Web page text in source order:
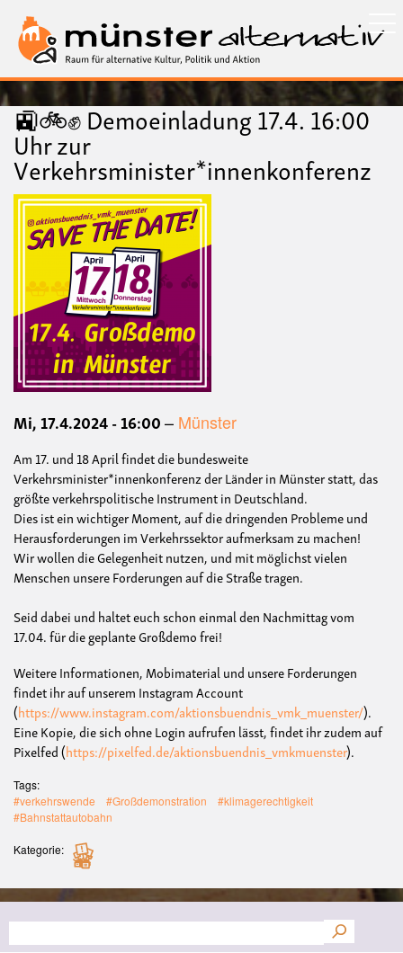
zum
Inhalt
🚉🚲✊ Demoeinladung 17.4. 16:00
Uhr zur
Verkehrsminister*innenkonferenz
Bild
Datum
Mi, 17.4.2024 - 16:00 Münster
Am 17. und 18 April findet die bundesweite
Verkehrsminister*innenkonferenz der Länder in Münster statt, das
größte verkehrspolitische Instrument in Deutschland.
Dies ist ein wichtiger Moment, auf die dringenden Probleme und
Herausforderungen im Verkehrssektor aufmerksam zu machen!
Wir wollen die Gelegenheit nutzen, und mit möglichst vielen
Menschen unsere Forderungen auf die Straße tragen.
Seid dabei und haltet euch schon einmal den Nachmittag vom
17.04. für die geplante Großdemo frei!
Weitere Informationen, Mobimaterial und unsere Forderungen
findet ihr auf unserem Instagram Account
(https://www.instagram.com/aktionsbuendnis_vmk_muenster/).
Eine Kopie, die sich ohne Login aufrufen lässt, findet ihr zudem auf
Pixelfed (https://pixelfed.de/aktionsbuendnis_vmkmuenster).
Tags
#verkehrswende
#Großdemonstration
#klimagerechtigkeit
#Bahnstattautobahn
Kategorie
Suche